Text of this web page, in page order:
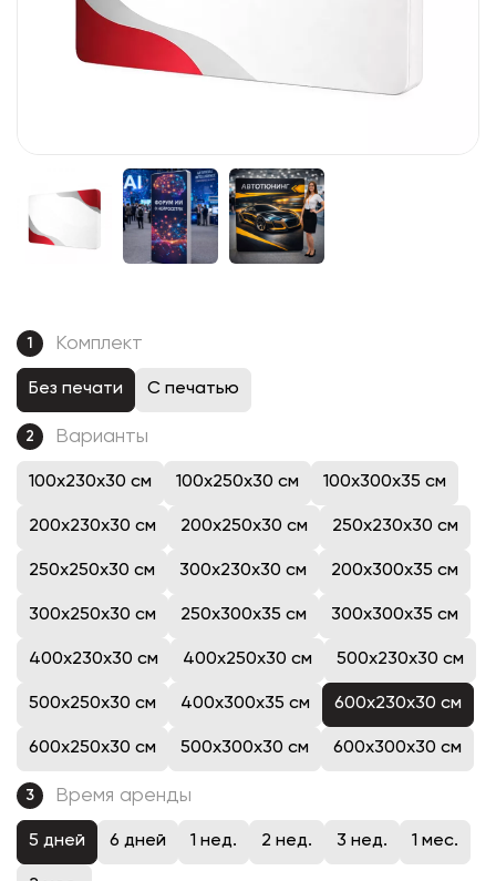
1 Комплект
Без печати С печатью
2 Варианты
100x230x30 см 100x250x30 см 100x300x35 см
200x230x30 см 200x250x30 см 250x230x30 см
250x250x30 см 300x230x30 см 200x300x35 см
300x250x30 см 250x300x35 см 300x300x35 см
400x230x30 см 400x250x30 см 500x230x30 см
500x250x30 см 400x300x35 см 600x230x30 см
600x250x30 см 500x300x30 см 600x300x30 см
3 Время аренды
5 дней 6 дней 1 нед. 2 нед. 3 нед. 1 мес.